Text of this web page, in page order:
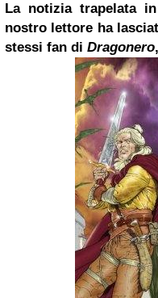
La notizia trapelata
nostro lettore ha
stessi fan di Dragonero